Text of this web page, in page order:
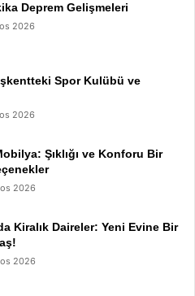
Deprem Gelişmeleri
2026
Spor Kulübü ve
2026
Şıklığı ve Konforu Bir
2026
Kiralık Daireler: Yeni Evine Bir
2026